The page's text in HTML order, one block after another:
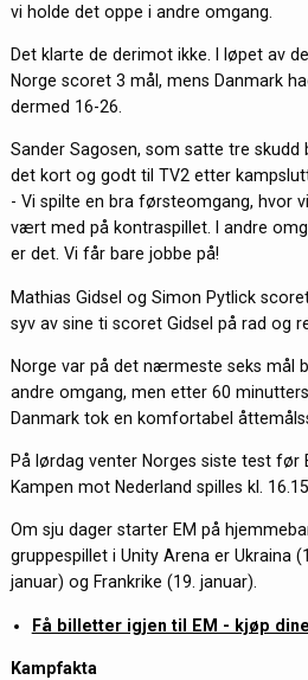
vi holde det oppe i andre omgang.
Det klarte de derimot ikke. I løpet av
Norge scoret 3 mål, mens Danmark
dermed 16-26.
Sander Sagosen, som satte tre skudd
det kort og godt til TV2 etter
- Vi spilte en bra førsteomgang, hvor
vært med på kontraspillet. I andre
er det. Vi får bare jobbe på!
Mathias Gidsel og Simon Pytlick
syv av sine ti scoret Gidsel på rad og
Norge var på det nærmeste seks mål
andre omgang, men etter 60
Danmark tok en komfortabel
På lørdag venter Norges siste test før
Kampen mot Nederland spilles kl.
Om sju dager starter EM på
gruppespillet i Unity Arena er Ukraina
januar) og Frankrike (19. januar).
Få billetter igjen til EM - kjøp
Kampfakta